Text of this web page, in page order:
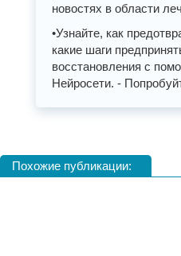
новостях в области
•Узнайте, как
какие шаги
восстановления с
Нейросети. -
Похожие публикации: